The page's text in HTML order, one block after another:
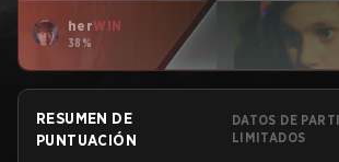
herWIN
38%
RESUMEN DE
PUNTUACIÓN
DATOS DE
LIMITADOS